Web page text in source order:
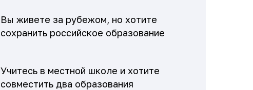
Вы живете за рубежом, но хотите
сохранить российское образование
Учитесь в местной школе и хотите
совместить два образования